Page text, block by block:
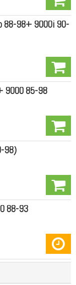
88-98+ 9000i 90-
9000 85-98
98)
88-93